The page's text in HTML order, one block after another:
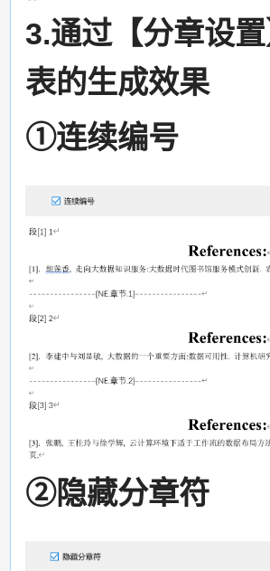
3.通过【分章设
表的生成效果
①连续编号
②隐藏分章符